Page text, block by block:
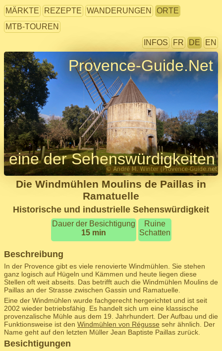
MÄRKTE REZEPTE WANDERUNGEN
ORTE
MTB-TOUREN
INFOS
FR DE EN
Provence-Guide.Net
eine der Sehenswürdigkeiten
Die Windmühlen Moulins de Paillas in
Ramatuelle
Historische und industrielle Sehenswürdigkeit
Dauer der Besichtigung
15 min
Ruine
Schatten
Beschreibung
In der Provence gibt es viele renovierte Windmühlen. Sie stehen
ganz logisch auf Hügeln und Kämmen und heute liegen diese
Stellen oft weit abseits. Das betrifft auch die Windmühlen Moulins de
Paillas an der Strasse zwischen Gassin und Ramatuelle.
Eine der Windmühlen wurde fachgerecht hergerichtet und ist seit
2002 wieder betriebsfähig. Es handelt sich um eine klassische
provenzalische Mühle aus dem 19. Jahrhundert. Der Aufbau und die
Funktionsweise ist den Windmühlen von Régusse sehr ähnlich. Der
Name geht auf den letzten Müller Jean Baptiste Paillas zurück.
Besichtigungen